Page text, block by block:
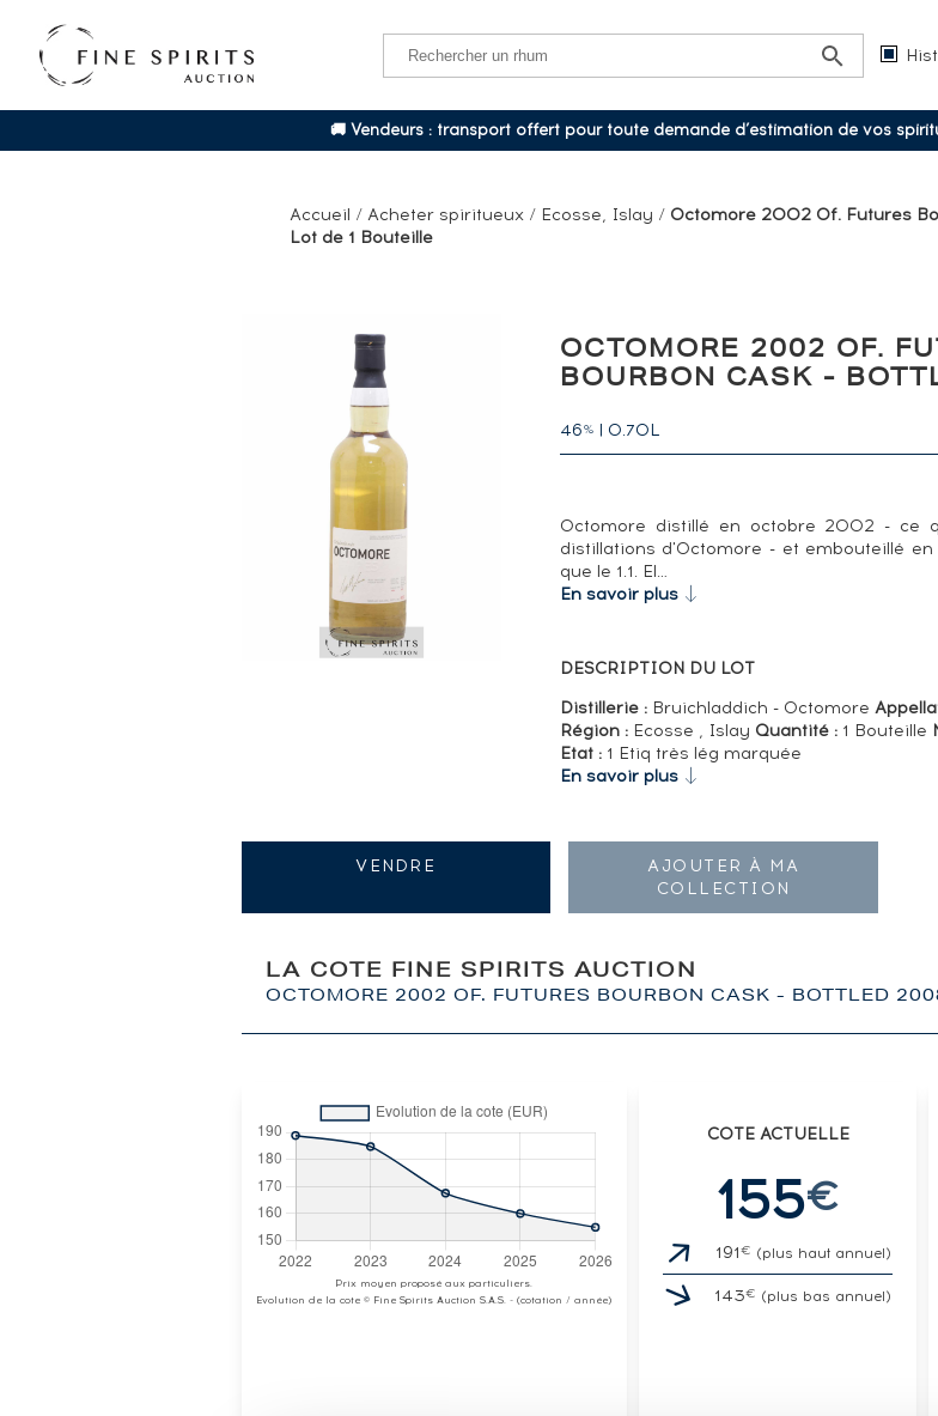
🚚 Vendeurs : transport offert pour toute demande d’estimation de vos
Accueil / Acheter spiritueux / Ecosse, Islay / Octomore 2002 Of. Futures
Lot de 1 Bouteille
OCTOMORE 2002 OF.
BOURBON CASK -
46% | 0.70L
Octomore distillé en octobre 2002 - ce
distillations d'Octomore - et embouteillé
que le 1.1. El…
En savoir plus
DESCRIPTION DU LOT
Distillerie :Bruichladdich - Octomore
Région : Ecosse , Islay Quantité :1 Bouteille
Etat :1 Etiq très lég marquée
En savoir plus
LA COTE FINE SPIRITS AUCTION
OCTOMORE 2002 OF. FUTURES BOURBON CASK - BOTTLED
Prix moyen proposé aux particuliers.
Evolution de la cote © Fine Spirits Auction S.A.S. - (cotation / année)
COTE ACTUELLE
155€
191€ (plus haut annuel)
143€ (plus bas annuel)
VENDRE
AJOUTER À MA
COLLECTION